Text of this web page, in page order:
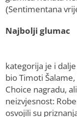
(Sentimentana
Najbolji glumac
kategorija je i
bio Timoti
Choice nagradu,
neizvjesnost:
osvojili su